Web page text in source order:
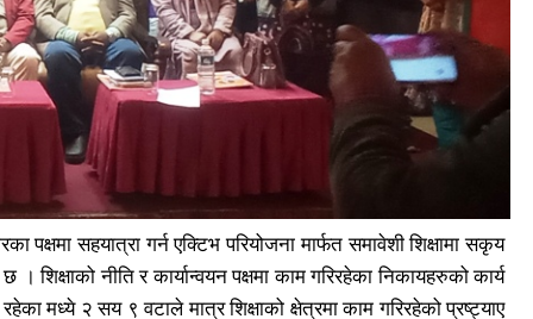
पक्षमा सहयात्रा गर्न एक्टिभ परियोजना मार्फत समावेशी शिक्षामा सकृय
नीति र कार्यान्वयन पक्षमा काम गरिरहेका निकायहरुको कार्य
मध्ये २ सय ९ वटाले मात्र शिक्षाको क्षेत्रमा काम गरिरहेको प्रष्ट्याए